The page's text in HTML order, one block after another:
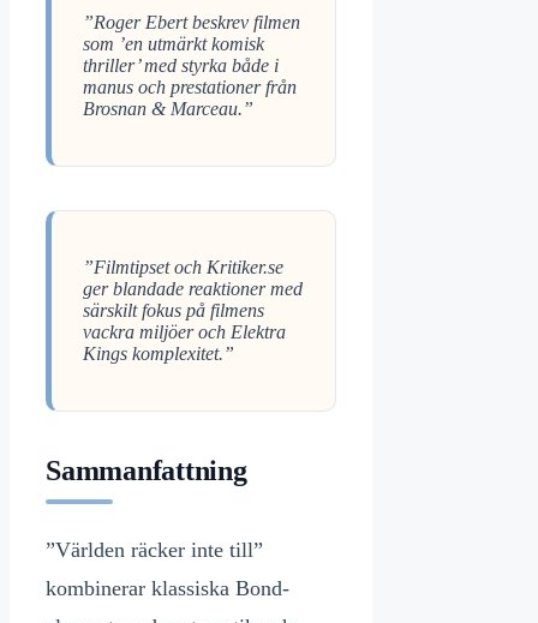
”Roger Ebert beskrev filmen
som ’en utmärkt komisk
thriller’ med styrka både i
manus och prestationer från
Brosnan & Marceau.”
”Filmtipset och Kritiker.se
ger blandade reaktioner med
särskilt fokus på filmens
vackra miljöer och Elektra
Kings komplexitet.”
Sammanfattning
”Världen räcker inte till”
kombinerar klassiska Bond-